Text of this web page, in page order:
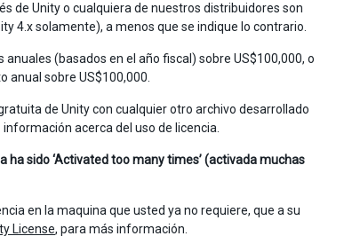
de Unity o cualquiera de nuestros distribuidores son
4.x solamente), a menos que se indique lo contrario.
(basados en el año fiscal) sobre US$100,000, o
anual sobre US$100,000.
de Unity con cualquier otro archivo desarrollado
acerca del uso de licencia.
sido ‘Activated too many times’ (activada muchas
en la maquina que usted ya no requiere, que a su
License, para más información.